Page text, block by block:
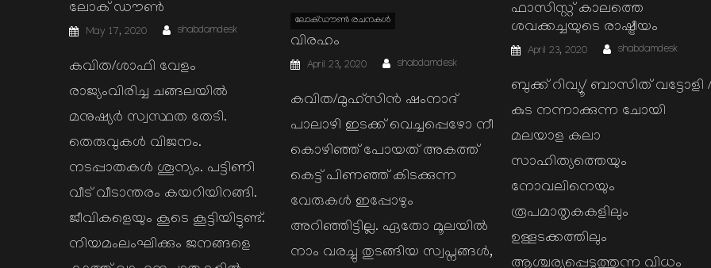
ലോക് ഡൗൺ
Posted
on
May 17, 2020 Author
shabdamdesk
കവിത/ശാഫി വേളം
രാജ്യംവിരിച്ച ചങ്ങലയിൽ
മനുഷ്യർ സ്വസ്ഥത തേടി.
തെരുവുകൾ വിജനം.
നടപ്പാതകൾ ശൂന്യം. പട്ടിണി
വീട് വീടാന്തരം കയറിയിറങ്ങി.
ജീവികളെയും കൂടെ കൂട്ടിയിട്ടുണ്ട്.
നിയമംലംഘിക്കും ജനങ്ങളെ
ലോക്ഡൗണ്‍ രചനകള്‍
വിരഹം
Posted
on
April 23, 2020 Author
shabdamdesk
കവിത/മുഹ്സിൻ ഷംനാദ്
പാലാഴി ഇടക്ക് വെച്ചപ്പെഴോ നീ
കൊഴിഞ്ഞ് പോയത് അകത്ത്
കെട്ട് പിണഞ്ഞ് കിടക്കുന്ന
വേരുകൾ ഇപ്പോഴും
അറിഞ്ഞിട്ടില്ല. ഏതോ മൂലയിൽ
നാം വരച്ചു തുടങ്ങിയ സ്വപ്നങ്ങൾ,
ഫാസിസ്റ്റ് കാലത്തെ
ശവക്കച്ചയുടെ രാഷ്ട്രീയം
Posted
on
April 23, 2020 Author
shabdamdesk
ബുക്ക് റിവ്യൂ/ ബാസിത് വട്ടോളി
കുട നന്നാക്കുന്ന ചോയി
മലയാള കലാ
സാഹിത്യത്തെയും
നോവലിനെയും
രൂപമാതൃകകളിലും
ഉള്ളടക്കത്തിലും
ആശ്ചര്യപ്പെടുത്തുന്ന വിധം